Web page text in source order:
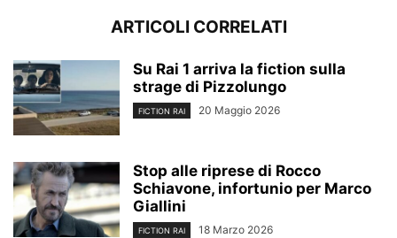
ARTICOLI CORRELATI
Su Rai 1 arriva la fiction sulla
strage di Pizzolungo
FICTION RAI 20 Maggio 2026
Stop alle riprese di Rocco
Schiavone, infortunio per Marco
Giallini
FICTION RAI 18 Marzo 2026